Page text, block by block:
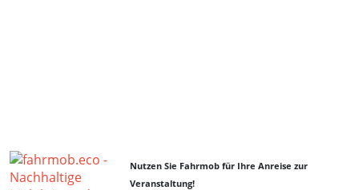
Nutzen Sie Fahrmob für Ihre Anreise zur
Veranstaltung!